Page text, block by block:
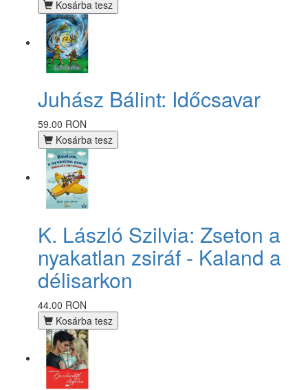
Kosárba tesz
Juhász Bálint: Időcsavar
59.00 RON
Kosárba tesz
K. László Szilvia: Zseton a
nyakatlan zsiráf - Kaland a
délisarkon
44.00 RON
Kosárba tesz